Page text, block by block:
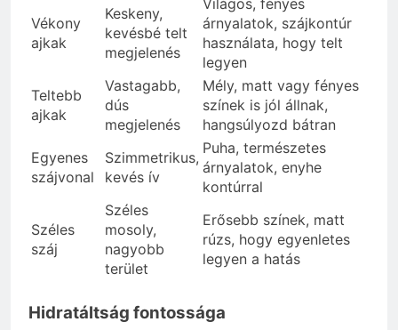
Vékony
ajkak
Keskeny,
kevésbé telt
megjelenés
Világos, fényes
árnyalatok, szájkontúr
használata, hogy telt
legyen
Teltebb
ajkak
Vastagabb,
dús
megjelenés
Mély, matt vagy fényes
színek is jól állnak,
hangsúlyozd bátran
Egyenes
szájvonal
Szimmetrikus,
kevés ív
Puha, természetes
árnyalatok, enyhe
kontúrral
Széles
száj
Széles
mosoly,
nagyobb
terület
Erősebb színek, matt
rúzs, hogy egyenletes
legyen a hatás
Hidratáltság fontossága